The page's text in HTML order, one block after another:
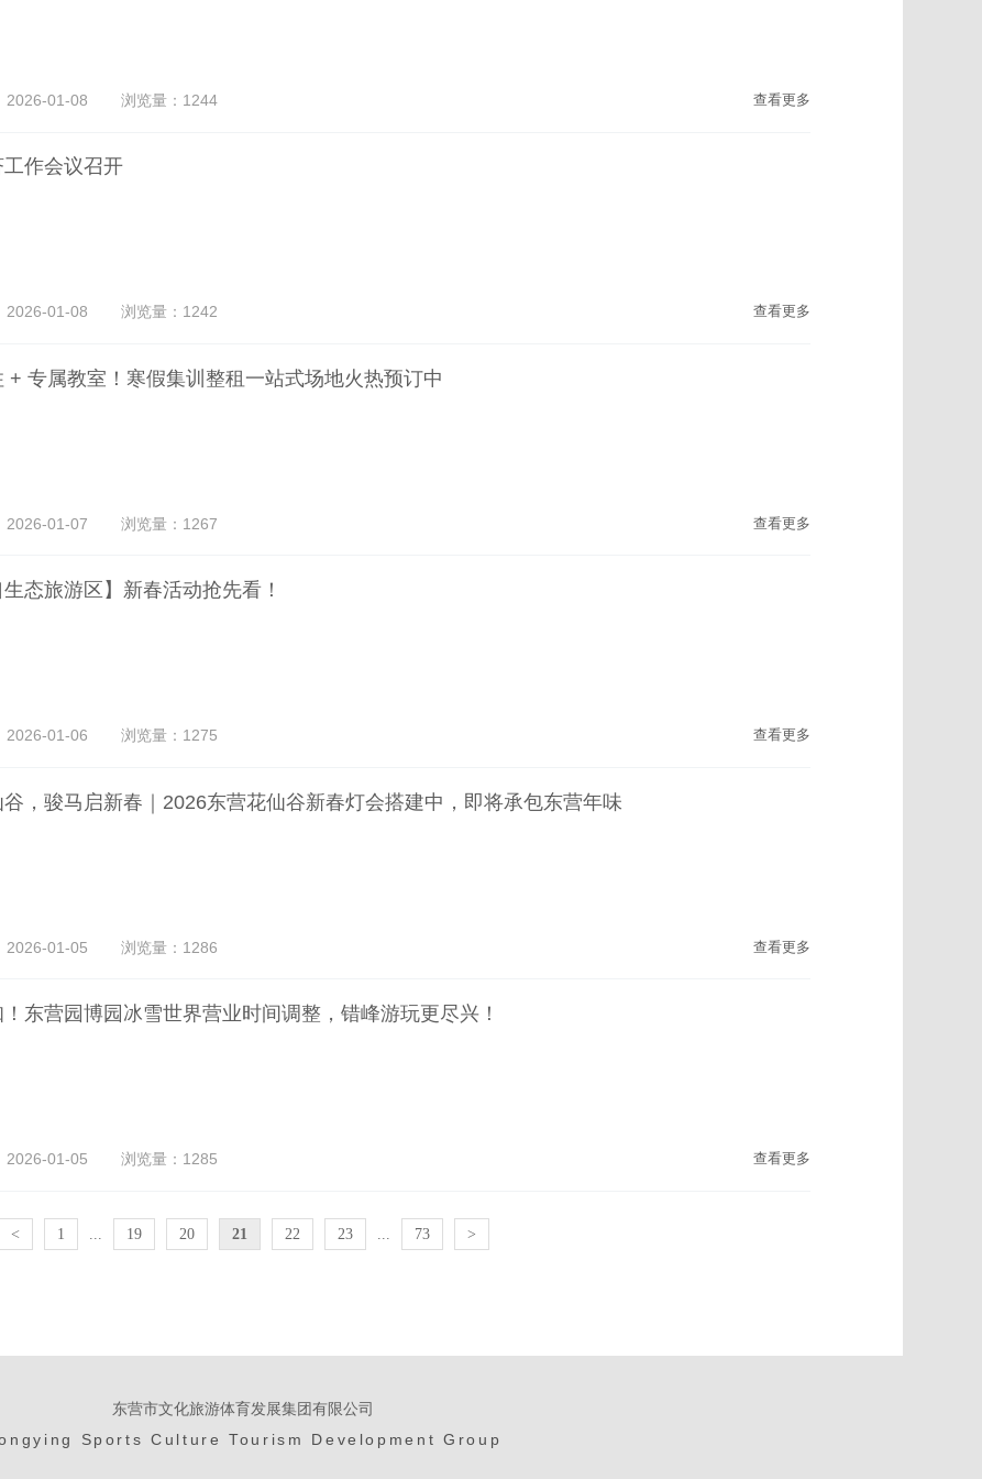
2026-01-08 浏览量：1244 查看更多
作会议召开
2026-01-08 浏览量：1242 查看更多
+ 专属教室！寒假集训整租一站式场地火热预订中
2026-01-07 浏览量：1267 查看更多
生态旅游区】新春活动抢先看！
2026-01-06 浏览量：1275 查看更多
，骏马启新春｜2026东营花仙谷新春灯会搭建中，即将承包东营年味
2026-01-05 浏览量：1286 查看更多
东营园博园冰雪世界营业时间调整，错峰游玩更尽兴！
2026-01-05 浏览量：1285 查看更多
< 1 19 20 21 22 23 73 >
东营市文化旅游体育发展集团有限公司
Sports Culture Tourism Development Group